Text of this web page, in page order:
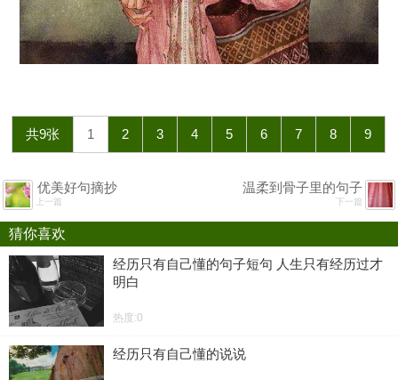
共9张 1 2 3 4 5 6 7 8 9
优美好句摘抄
上一篇
温柔到骨子里的句子
下一篇
猜你喜欢
经历只有自己懂的句子短句 人生只有经历过才
明白
热度:0
经历只有自己懂的说说